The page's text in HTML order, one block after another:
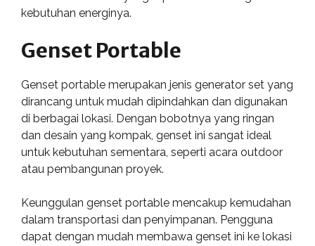
kebutuhan energinya.
Genset Portable
Genset portable merupakan jenis generator set yang
dirancang untuk mudah dipindahkan dan digunakan
di berbagai lokasi. Dengan bobotnya yang ringan
dan desain yang kompak, genset ini sangat ideal
untuk kebutuhan sementara, seperti acara outdoor
atau pembangunan proyek.
Keunggulan genset portable mencakup kemudahan
dalam transportasi dan penyimpanan. Pengguna
dapat dengan mudah membawa genset ini ke lokasi